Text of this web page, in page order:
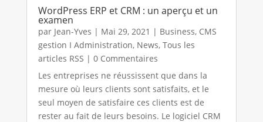
WordPress ERP et CRM : un aperçu et un
examen
par Jean-Yves | Mai 29, 2021 | Business, CMS
gestion I Administration, News, Tous les
articles RSS | 0 Commentaires
Les entreprises ne réussissent que dans la
mesure où leurs clients sont satisfaits, et le
seul moyen de satisfaire ces clients est de
rester au fait de leurs besoins. Le logiciel CRM